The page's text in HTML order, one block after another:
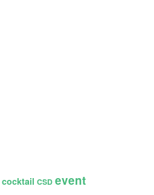
cocktail CSD event